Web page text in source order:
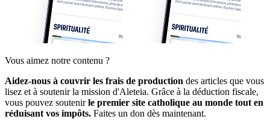
Vous aimez notre contenu ?
Aidez-nous à couvrir les frais de production des articles que vous
lisez et à soutenir la mission d'Aleteia. Grâce à la déduction fiscale,
vous pouvez soutenirle premier site catholique au monde tout en
réduisant vos impôts. Faites un don dès maintenant.